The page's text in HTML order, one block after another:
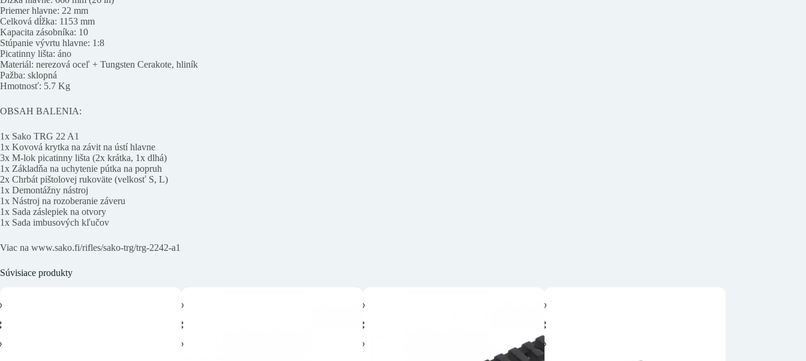
Priemer hlavne: 22 mm
Celková dĺžka: 1153 mm
Kapacita zásobníka: 10
Stúpanie vývrtu hlavne: 1:8
Picatinny lišta: áno
Materiál: nerezová oceľ + Tungsten Cerakote, hliník
Pažba: sklopná
Hmotnosť: 5.7 Kg
OBSAH BALENIA:
1x Sako TRG 22 A1
1x Kovová krytka na závit na ústí hlavne
3x M-lok picatinny lišta (2x krátka, 1x dlhá)
1x Základňa na uchytenie pútka na popruh
2x Chrbát pištolovej rukoväte (velkosť S, L)
1x Demontážny nástroj
1x Nástroj na rozoberanie záveru
1x Sada záslepiek na otvory
1x Sada imbusových kľučov
Viac na www.sako.fi/rifles/sako-trg/trg-2242-a1
Súvisiace produkty